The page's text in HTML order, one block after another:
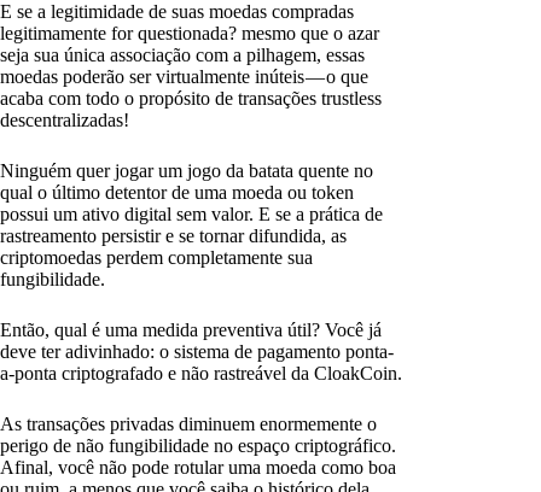
E se a legitimidade de suas moedas compradas
legitimamente for questionada? mesmo que o azar
seja sua única associação com a pilhagem, essas
moedas poderão ser virtualmente inúteis — o que
acaba com todo o propósito de transações trustless
descentralizadas!
Ninguém quer jogar um jogo da batata quente no
qual o último detentor de uma moeda ou token
possui um ativo digital sem valor. E se a prática de
rastreamento persistir e se tornar difundida, as
criptomoedas perdem completamente sua
fungibilidade.
Então, qual é uma medida preventiva útil? Você já
deve ter adivinhado: o sistema de pagamento ponta-
a-ponta criptografado e não rastreável da CloakCoin.
As transações privadas diminuem enormemente o
perigo de não fungibilidade no espaço criptográfico.
Afinal, você não pode rotular uma moeda como boa